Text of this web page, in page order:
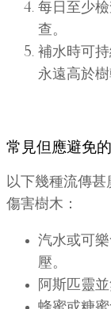
每日至少
查。
補水時可
永遠高於樹
常見但應避免
以下幾種流傳
傷害樹木：
汽水或可
壓。
阿斯匹靈